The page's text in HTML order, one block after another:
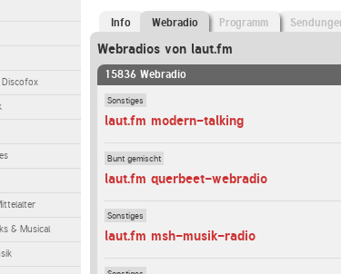
Discofox
& Musical
Info Webradio Programm
Webradios von laut.fm
15836 Webradio
Sonstiges
laut.fm modern-talking
Bunt gemischt
laut.fm querbeet-webradio
Sonstiges
laut.fm msh-musik-radio